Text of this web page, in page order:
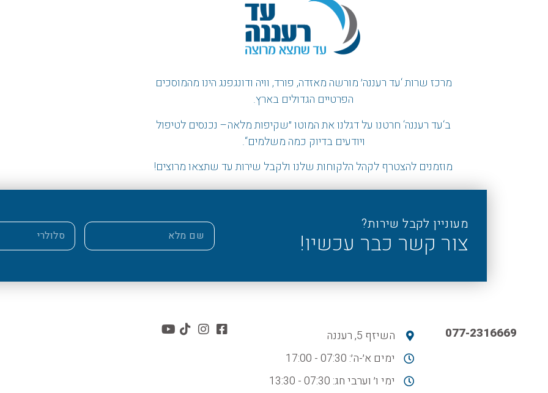
מרכז שרות ‘עד רעננה׳ מורשה מאזדה, פורד, וויה ודונגפנג הינו מהמוסכים
הפרטיים הגדולים בארץ.
ב‘עד רעננה‘ חרטנו על דגלנו את המוטו״שקיפות מלאה– נכנסים לטיפול
ויודעים בדיוק כמה משלמים“.
מוזמנים להצטרף לקהל הלקוחות שלנו ולקבל שירות עד שתצאו מרוצים!
מעוניין לקבל שירות?
צור קשר כבר עכשיו!
077-2316669
השיזף 5, רעננה
ימים א׳-ה׳: 07:30 - 17:00
ימי ו׳ וערבי חג: 07:30 - 13:30